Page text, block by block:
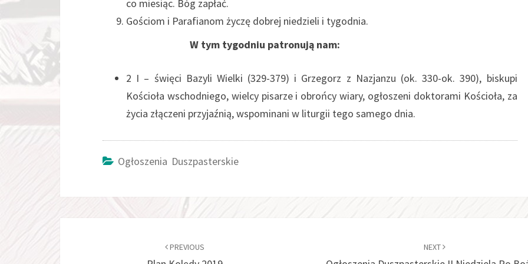
co miesiąc. Bóg zapłać.
Gościom i Parafianom życzę dobrej niedzieli i tygodnia.
W tym tygodniu patronują nam:
2 I – święci Bazyli Wielki (329-379) i Grzegorz z Nazjanzu (ok. 330-ok. 390), biskupi
Kościoła wschodniego, wielcy pisarze i obrońcy wiary, ogłoszeni doktorami Kościoła, za
życia złączeni przyjaźnią, wspominani w liturgii tego samego dnia.
Ogłoszenia Duszpasterskie
PREVIOUS NEXT